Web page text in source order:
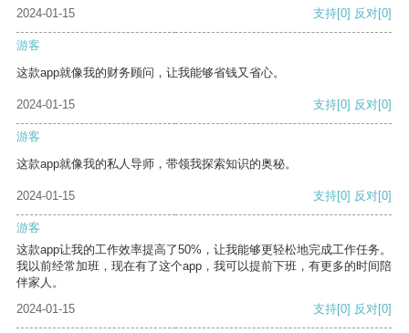
2024-01-15
支持[0] 反对[0]
游客
这款app就像我的财务顾问，让我能够省钱又省心。
2024-01-15 支持[0] 反对[0]
游客
这款app就像我的私人导师，带领我探索知识的奥秘。
2024-01-15 支持[0] 反对[0]
游客
这款app让我的工作效率提高了50%，让我能够更轻松地完成工作任务。
我以前经常加班，现在有了这个app，我可以提前下班，有更多的时间陪
伴家人。
2024-01-15
支持[0] 反对[0]